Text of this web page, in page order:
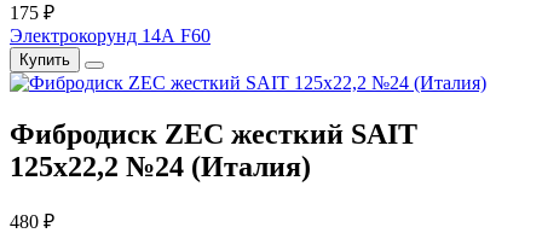
175 ₽
Электрокорунд 14А F60
Купить
Фибродиск ZEC жесткий SAIT
125х22,2 №24 (Италия)
480 ₽